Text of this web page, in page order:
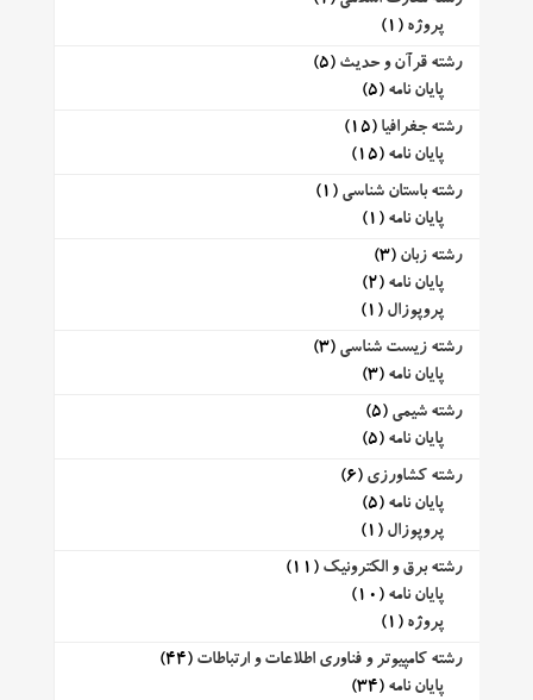
پروژه (1)
رشته قرآن و حدیث (5)
پایان نامه (5)
رشته جغرافیا (15)
پایان نامه (15)
رشته باستان شناسی (1)
پایان نامه (1)
رشته زبان (3)
پایان نامه (2)
پروپوزال (1)
رشته زیست شناسی (3)
پایان نامه (3)
رشته شیمی (5)
پایان نامه (5)
رشته کشاورزی (6)
پایان نامه (5)
پروپوزال (1)
رشته برق و الکترونیک (11)
پایان نامه (10)
پروژه (1)
رشته کامپیوتر و فناوری اطلاعات و ارتباطات (44)
پایان نامه (34)